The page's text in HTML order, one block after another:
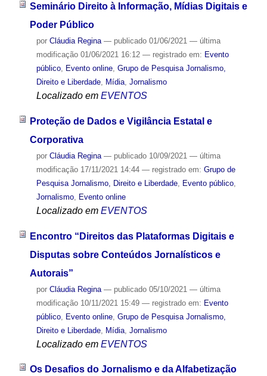
Seminário Direito à Informação, Mídias Digitais e
Poder Público
por Cláudia Regina — publicado01/06/2021 — última
modificação01/06/2021 16:12 — registrado em: Evento
público, Evento online, Grupo de Pesquisa Jornalismo,
Direito e Liberdade, Mídia, Jornalismo
Localizado em EVENTOS
Proteção de Dados e Vigilância Estatal e
Corporativa
por Cláudia Regina — publicado10/09/2021 — última
modificação17/11/2021 14:44 — registrado em: Grupo de
Pesquisa Jornalismo, Direito e Liberdade, Evento público,
Jornalismo, Evento online
Localizado em EVENTOS
Encontro “Direitos das Plataformas Digitais e
Disputas sobre Conteúdos Jornalísticos e
Autorais”
por Cláudia Regina — publicado05/10/2021 — última
modificação10/11/2021 15:49 — registrado em: Evento
público, Evento online, Grupo de Pesquisa Jornalismo,
Direito e Liberdade, Mídia, Jornalismo
Localizado em EVENTOS
Os Desafios do Jornalismo e da Alfabetização